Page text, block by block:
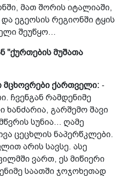
მათ შორის იტალიაში,
ეგეოსის რეგიონში ტყის
შეუწყო...
"ქურთების მუშათა
ქართველი: -
ჩვენგან რამდენიმე
ხანძარია, გარშემო შავი
სუნია... ღამე
ცეცხლის ნაპერწკლები.
არის სავსე. ასე
ვართ, ეს მიწიერი
საათში ჯოჯოხეთად